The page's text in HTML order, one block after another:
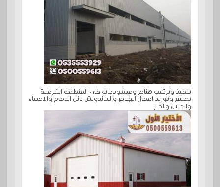
تنفيذ وتركيب هناجر ومستودعات في المنطقة الشرقية
تصنيع وتوريد اعمال الهناجر والساندويش بانل الدمام والاحساء
والجبيل والخبر